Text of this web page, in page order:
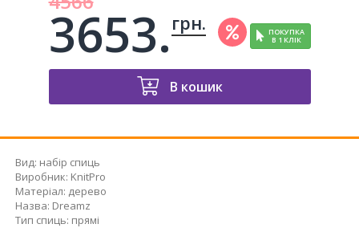
3653. грн. ПОКУПКА
В 1 КЛІК
В кошик
Вид: набір спиць
Виробник: KnitPro
Матеріал: дерево
Назва: Dreamz
Тип спиць: прямі